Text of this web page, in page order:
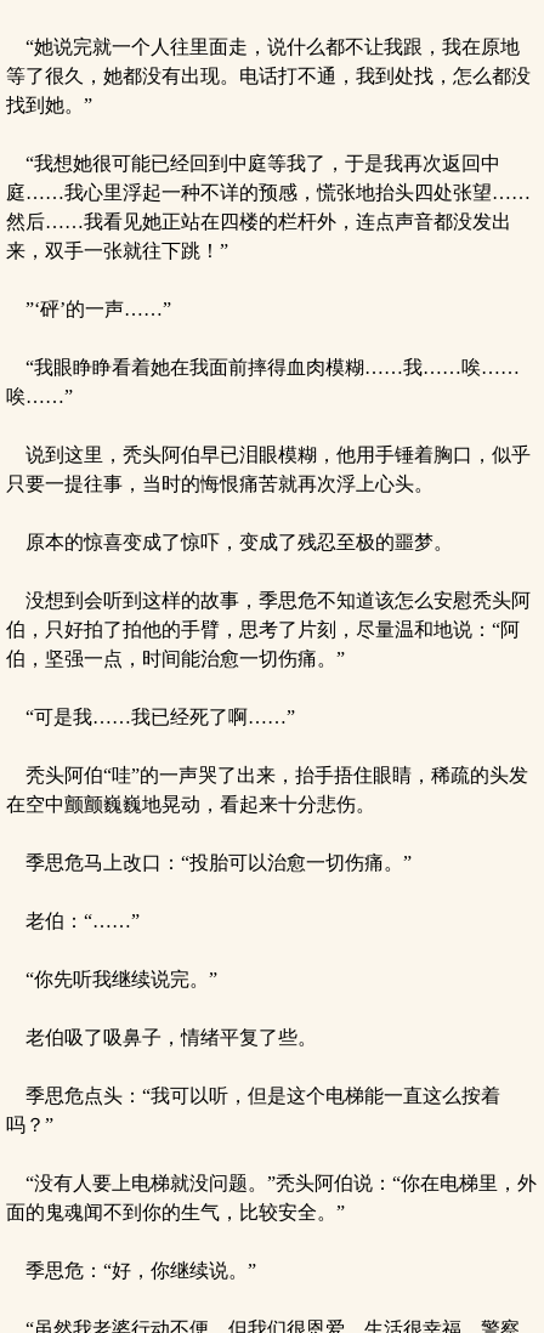
“她说完就一个人往里面走，说什么都不让我跟，我在原地
等了很久，她都没有出现。电话打不通，我到处找，怎么都没
找到她。”
“我想她很可能已经回到中庭等我了，于是我再次返回中
庭……我心里浮起一种不详的预感，慌张地抬头四处张望……
然后……我看见她正站在四楼的栏杆外，连点声音都没发出
来，双手一张就往下跳！”
”‘砰’的一声……”
“我眼睁睁看着她在我面前摔得血肉模糊……我……唉……
唉……”
说到这里，秃头阿伯早已泪眼模糊，他用手锤着胸口，似乎
只要一提往事，当时的悔恨痛苦就再次浮上心头。
原本的惊喜变成了惊吓，变成了残忍至极的噩梦。
没想到会听到这样的故事，季思危不知道该怎么安慰秃头阿
伯，只好拍了拍他的手臂，思考了片刻，尽量温和地说：“阿
伯，坚强一点，时间能治愈一切伤痛。”
“可是我……我已经死了啊……”
秃头阿伯“哇”的一声哭了出来，抬手捂住眼睛，稀疏的头发
在空中颤颤巍巍地晃动，看起来十分悲伤。
季思危马上改口：“投胎可以治愈一切伤痛。”
老伯：“……”
“你先听我继续说完。”
老伯吸了吸鼻子，情绪平复了些。
季思危点头：“我可以听，但是这个电梯能一直这么按着
吗？”
“没有人要上电梯就没问题。”秃头阿伯说：“你在电梯里，外
面的鬼魂闻不到你的生气，比较安全。”
季思危：“好，你继续说。”
“虽然我老婆行动不便，但我们很恩爱，生活很幸福，警察